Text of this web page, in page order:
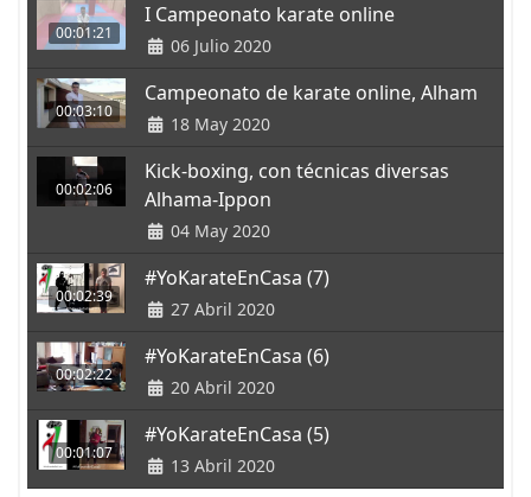
00:01:21
I Campeonato karate online
06 Julio 2020
00:03:10
Campeonato de karate online, Alham
18 May 2020
00:02:06
Kick-boxing, con técnicas diversas
Alhama-Ippon
04 May 2020
00:02:39
#YoKarateEnCasa (7)
27 Abril 2020
00:02:22
#YoKarateEnCasa (6)
20 Abril 2020
00:01:07
#YoKarateEnCasa (5)
13 Abril 2020